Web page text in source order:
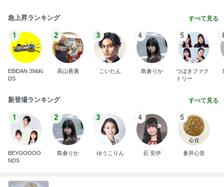
急上昇ランキング すべて見る
1
EBiDAN 39&Ki
DS
2
高山善廣
3
こいたん
4
島倉りか
5
つばきファク
トリー
新登場ランキング すべて見る
1
BEYOOOOO
NDS
2
島倉りか
3
ゆうこりん
4
石 安伊
5
蒼井心音